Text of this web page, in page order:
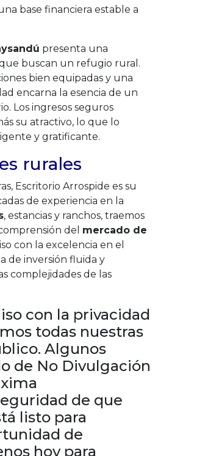
base financiera estable a
presenta una
buscan un refugio rural.
bien equipadas y una
encarna la esencia de un
Los ingresos seguros
su atractivo, lo que lo
y gratificante.
rurales
Escritorio Arrospide es su
de experiencia en la
, estancias y ranchos, traemos
del mercado de
con la excelencia en el
de inversión fluida y
complejidades de las
con la privacidad
todas nuestras
Algunos
de No Divulgación
de que
listo para
de
hoy para